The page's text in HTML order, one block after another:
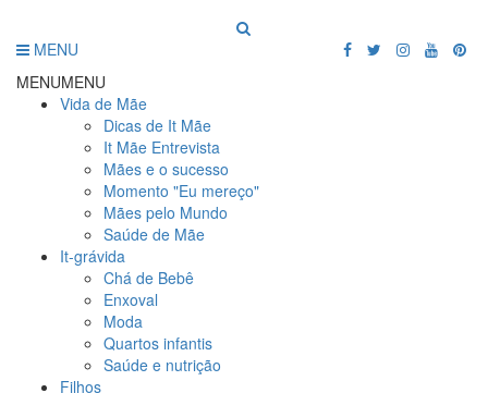
MENU
MENUMENU
Vida de Mãe
Dicas de It Mãe
It Mãe Entrevista
Mães e o sucesso
Momento "Eu mereço"
Mães pelo Mundo
Saúde de Mãe
It-grávida
Chá de Bebê
Enxoval
Moda
Quartos infantis
Saúde e nutrição
Filhos